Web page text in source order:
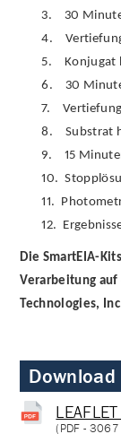
3.
30
4.
5.
Konjugat
6.
30
7.
8.
Substrat
9.
15
10.
11.
12.
Die SmartEIA-
Verarbeitung
Technologies,
Download
(PDF - 3067